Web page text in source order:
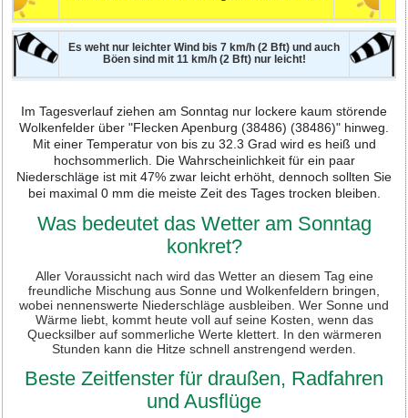
Es weht nur leichter Wind bis 7 km/h (2 Bft) und auch
Böen sind mit 11 km/h (2 Bft) nur leicht!
Im Tagesverlauf ziehen am Sonntag nur lockere kaum störende
Wolkenfelder über "Flecken Apenburg (38486) (38486)" hinweg.
Mit einer Temperatur von bis zu 32.3 Grad wird es heiß und
hochsommerlich. Die Wahrscheinlichkeit für ein paar
Niederschläge ist mit 47% zwar leicht erhöht, dennoch sollten Sie
bei maximal 0 mm die meiste Zeit des Tages trocken bleiben.
Was bedeutet das Wetter am Sonntag
konkret?
Aller Voraussicht nach wird das Wetter an diesem Tag eine
freundliche Mischung aus Sonne und Wolkenfeldern bringen,
wobei nennenswerte Niederschläge ausbleiben. Wer Sonne und
Wärme liebt, kommt heute voll auf seine Kosten, wenn das
Quecksilber auf sommerliche Werte klettert. In den wärmeren
Stunden kann die Hitze schnell anstrengend werden.
Beste Zeitfenster für draußen, Radfahren
und Ausflüge